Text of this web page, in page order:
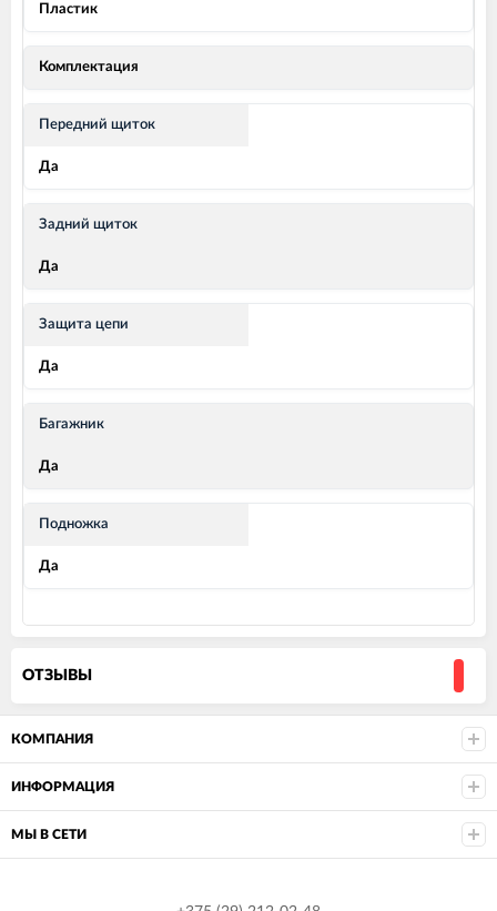
Пластик
Комплектация
Передний щиток
Да
Задний щиток
Да
Защита цепи
Да
Багажник
Да
Подножка
Да
ОТЗЫВЫ
КОМПАНИЯ
ИНФОРМАЦИЯ
МЫ В СЕТИ